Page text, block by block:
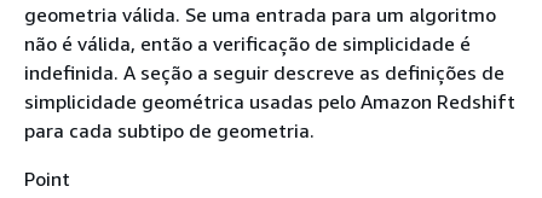
geometria válida. Se uma entrada para um algoritmo
não é válida, então a verificação de simplicidade é
indefinida. A seção a seguir descreve as definições de
simplicidade geométrica usadas pelo Amazon Redshift
para cada subtipo de geometria.
Point